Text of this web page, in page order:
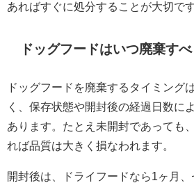
あればすぐに処分することが大切です
ドッグフードはいつ廃棄す
ドッグフードを廃棄するタイミング
く、保存状態や開封後の経過日数に
あります。たとえ未開封であっても
れば品質は大きく損なわれます。
開封後は、ドライフードなら1ヶ月